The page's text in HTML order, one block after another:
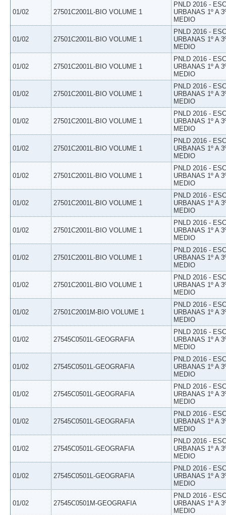
01/02 27501C2001L-BIO VOLUME 1
PNLD 2016 -
URBANAS 1º A
MEDIO
01/02 27501C2001L-BIO VOLUME 1
PNLD 2016 -
URBANAS 1º A
MEDIO
01/02 27501C2001L-BIO VOLUME 1
PNLD 2016 -
URBANAS 1º A
MEDIO
01/02 27501C2001L-BIO VOLUME 1
PNLD 2016 -
URBANAS 1º A
MEDIO
01/02 27501C2001L-BIO VOLUME 1
PNLD 2016 -
URBANAS 1º A
MEDIO
01/02 27501C2001L-BIO VOLUME 1
PNLD 2016 -
URBANAS 1º A
MEDIO
01/02 27501C2001L-BIO VOLUME 1
PNLD 2016 -
URBANAS 1º A
MEDIO
01/02 27501C2001L-BIO VOLUME 1
PNLD 2016 -
URBANAS 1º A
MEDIO
01/02 27501C2001L-BIO VOLUME 1
PNLD 2016 -
URBANAS 1º A
MEDIO
01/02 27501C2001L-BIO VOLUME 1
PNLD 2016 -
URBANAS 1º A
MEDIO
01/02 27501C2001L-BIO VOLUME 1
PNLD 2016 -
URBANAS 1º A
MEDIO
01/02 27501C2001M-BIO VOLUME 1
PNLD 2016 -
URBANAS 1º A
MEDIO
01/02 27545C0501L-GEOGRAFIA
PNLD 2016 -
URBANAS 1º A
MEDIO
01/02 27545C0501L-GEOGRAFIA
PNLD 2016 -
URBANAS 1º A
MEDIO
01/02 27545C0501L-GEOGRAFIA
PNLD 2016 -
URBANAS 1º A
MEDIO
01/02 27545C0501L-GEOGRAFIA
PNLD 2016 -
URBANAS 1º A
MEDIO
01/02 27545C0501L-GEOGRAFIA
PNLD 2016 -
URBANAS 1º A
MEDIO
01/02 27545C0501L-GEOGRAFIA
PNLD 2016 -
URBANAS 1º A
MEDIO
01/02 27545C0501M-GEOGRAFIA
PNLD 2016 -
URBANAS 1º A
MEDIO